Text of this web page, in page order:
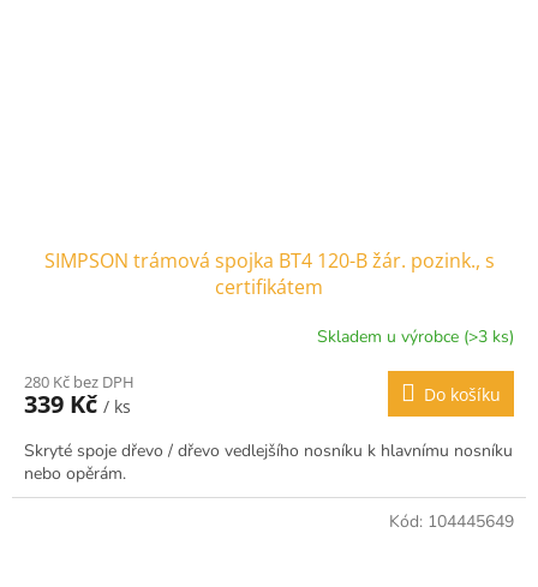
SIMPSON trámová spojka BT4 120-B žár. pozink., s
certifikátem
Skladem u výrobce (>3 ks)
280 Kč bez DPH
339 Kč / ks
Do košíku
Skryté spoje dřevo / dřevo vedlejšího nosníku k hlavnímu nosníku
nebo opěrám.
Kód: 104445649